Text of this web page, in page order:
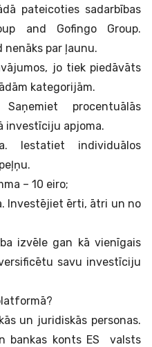
pateicoties sadarbības
and Gofingo Group.
nenāks par ļaunu.
jo tiek piedāvāts
kategorijām.
procentuālās
investīciju apjoma.
Iestatiet individuālos
– 10 eiro;
Investējiet ērti, ātri un no
izvēle gan kā vienīgais
savu investīciju
un juridiskās personas.
bankas konts ES valsts